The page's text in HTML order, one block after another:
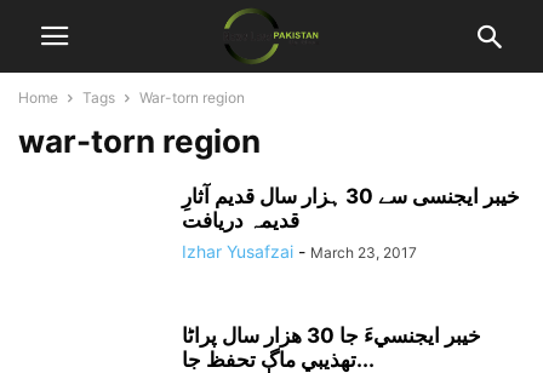
Home Tags War-torn region
war-torn region
خیبر ایجنسی سے 30 ہزار سال قدیم آثارِ
قدیمہ دریافت
Izhar Yusafzai - March 23, 2017
خيبر ايجنسيءَ جا 30 هزار سال پراڻا
تهذيبي ماڳ تحفظ جا...